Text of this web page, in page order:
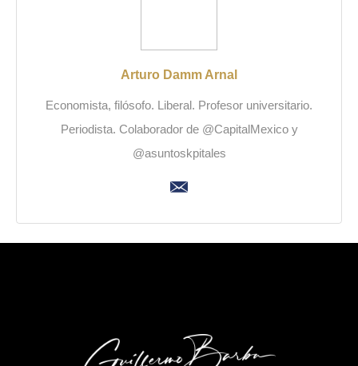
Arturo Damm Arnal
Economista, filósofo. Liberal. Profesor universitario.
Periodista. Colaborador de @CapitalMexico y
@asuntoskpitales